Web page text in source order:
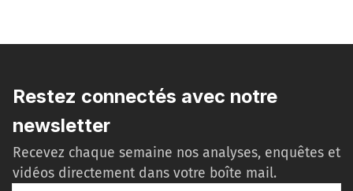
Restez connectés avec notre
newsletter
Recevez chaque semaine nos analyses, enquêtes et
vidéos directement dans votre boîte mail.